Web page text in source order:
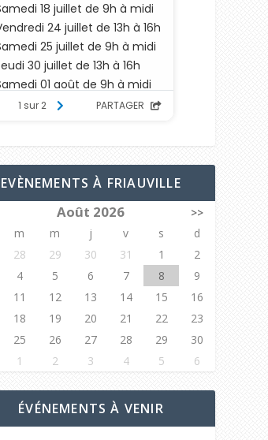
EVÈNEMENTS À FRIAUVILLE
Août 2026
>>
m m j v s
d
28 29 30 31 1
2
4 5 6 7 8
9
11 12 13 14 15
16
18 19 20 21 22
23
25 26 27 28 29
30
1 2 3 4 5 6
ÉVÉNEMENTS À VENIR